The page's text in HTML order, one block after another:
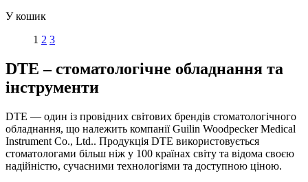
У кошик
1 2 3
DTE – стоматологічне обладнання та
інструменти
DTE — один із провідних світових брендів стоматологічного
обладнання, що належить компаніїGuilin Woodpecker Medical
Instrument Co., Ltd.. Продукція DTE використовується
стоматологами більш ніж у 100 країнах світу та відома своєю
надійністю, сучасними технологіями та доступною ціною.